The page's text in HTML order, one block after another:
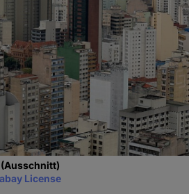
(Ausschnitt)
License